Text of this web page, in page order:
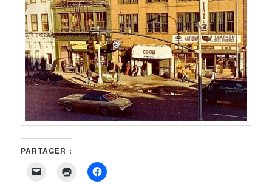
PARTAGER :
Cliquer
Cliquer
pour
Cliquez
pour